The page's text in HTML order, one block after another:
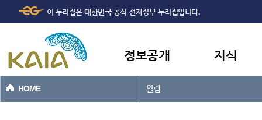
본문바로가기
이 누리집은 대한민국 공식 전자정부 누리집입니다.
정보공개 지식
HOME 알림